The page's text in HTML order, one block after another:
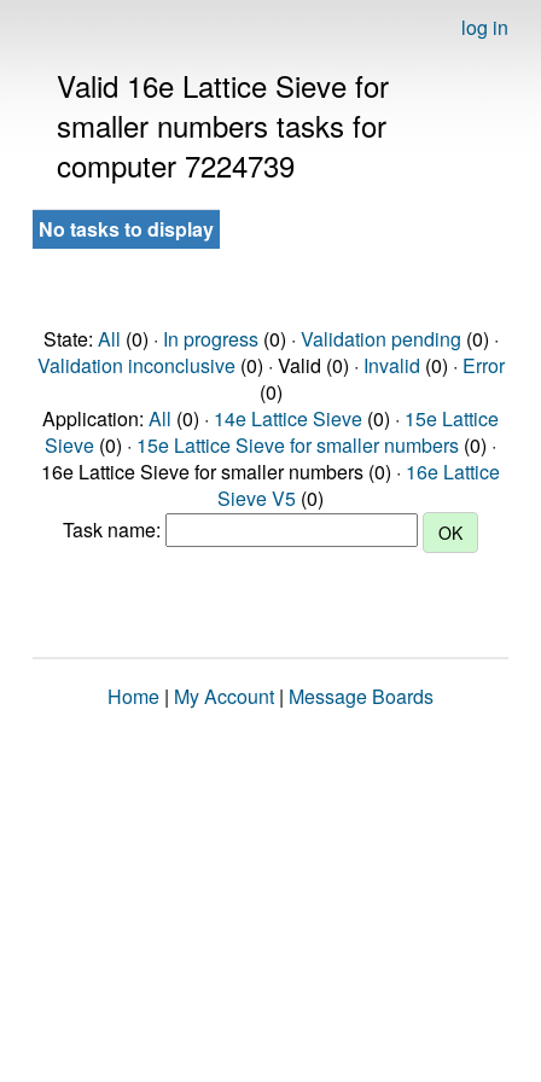
log in
Valid 16e Lattice Sieve for
smaller numbers tasks for
computer 7224739
No tasks to display
State: All (0) · In progress(0) · Validation pending (0) ·
Validation inconclusive(0) · Valid (0) · Invalid (0) · Error
(0)
Application: All (0) · 14e Lattice Sieve (0) · 15e Lattice
Sieve (0) · 15e Lattice Sieve for smaller numbers (0) ·
16e Lattice Sieve for smaller numbers (0) · 16e Lattice
Sieve V5 (0)
Task name:
Home | My Account | Message Boards